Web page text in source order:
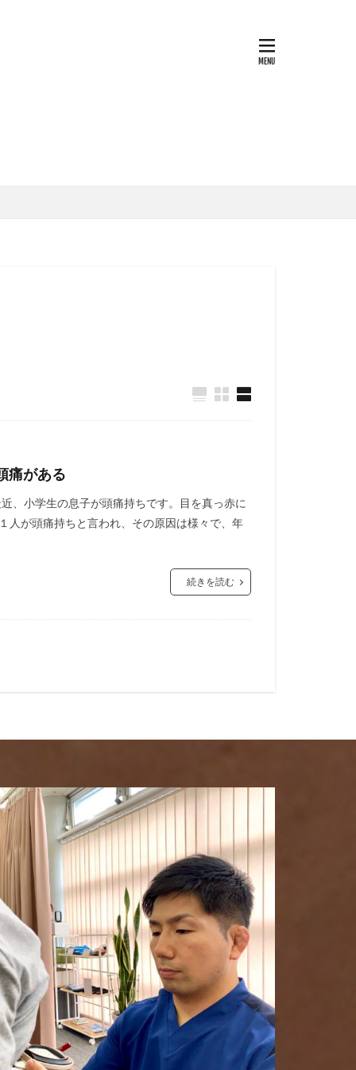
痛がある
、小学生の息子が頭痛持ちです。目を真っ赤に
人が頭痛持ちと言われ、その原因は様々で、年
続きを読む